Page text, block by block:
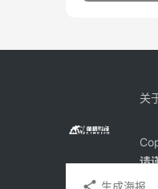
生成海报
关
请